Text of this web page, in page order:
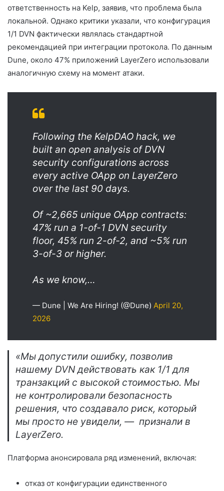
ответственность на Kelp, заявив, что проблема была
локальной. Однако критики указали, что конфигурация
1/1 DVN фактически являлась стандартной
рекомендацией при интеграции протокола. По данным
Dune, около 47% приложений LayerZero использовали
аналогичную схему на момент атаки.
Following the KelpDAO hack, we
built an open analysis of DVN
security configurations across
every active OApp on LayerZero
over the last 90 days.
Of ~2,665 unique OApp contracts:
47% run a 1-of-1 DVN security
floor, 45% run 2-of-2, and ~5% run
3-of-3 or higher.
As we know,…
— Dune | We Are Hiring! (@Dune) April 20,
2026
«Мы допустили ошибку, позволив
нашему DVN действовать как 1/1 для
транзакций с высокой стоимостью. Мы
не контролировали безопасность
решения, что создавало риск, который
мы просто не увидели, — признали в
LayerZero.
Платформа анонсировала ряд изменений, включая:
отказ от конфигурации единственного